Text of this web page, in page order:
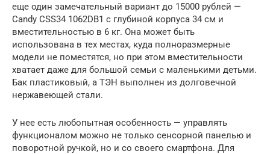
еще один замечательный вариант до 15000 рублей —
Candy CSS34 1062DB1 с глубиной корпуса 34 см и
вместительностью в 6 кг. Она может быть
использована в тех местах, куда полноразмерные
модели не поместятся, но при этом вместительности
хватает даже для большой семьи с маленькими детьми.
Бак пластиковый, а ТЭН выполнен из долговечной
нержавеющей стали.
У нее есть любопытная особенность — управлять
функционалом можно не только сенсорной панелью и
поворотной ручкой, но и со своего смартфона. Для